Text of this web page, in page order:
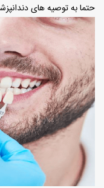
حتما به توصیه های